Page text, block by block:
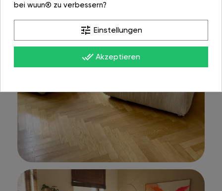
bei wuun® zu verbessern?
tune Einstellungen
done_all Akzeptieren